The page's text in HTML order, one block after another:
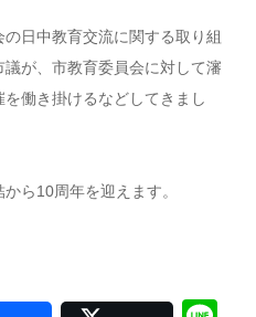
日中教育交流に関する取り組
が、市教育委員会に対して瀋
働き掛けるなどしてきまし
ら10周年を迎えます。